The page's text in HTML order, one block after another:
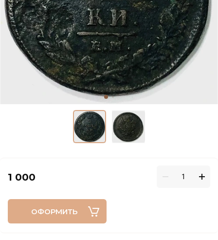
1 000
ОФОРМИТЬ